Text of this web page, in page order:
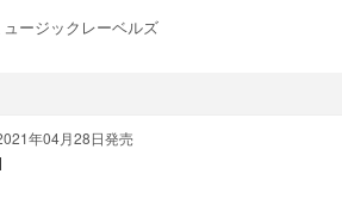
ージックレーベルズ
年04月28日発売